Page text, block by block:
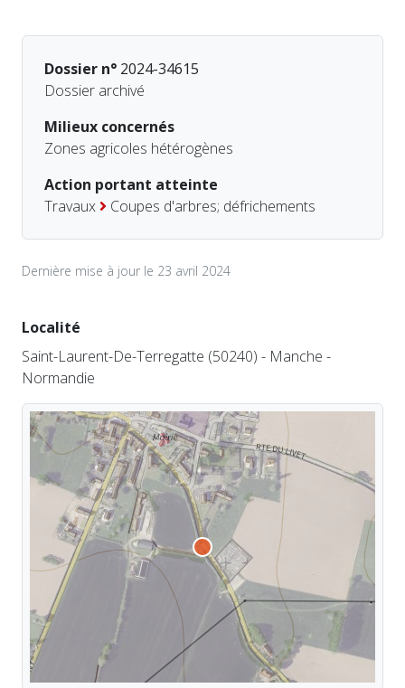
Dossier n° 2024-34615
Dossier archivé
Milieux concernés
Zones agricoles hétérogènes
Action portant atteinte
Travaux
Coupes d'arbres; défrichements
Dernière mise à jour le 23 avril 2024
Localité
Saint-Laurent-De-Terregatte (50240) - Manche -
Normandie